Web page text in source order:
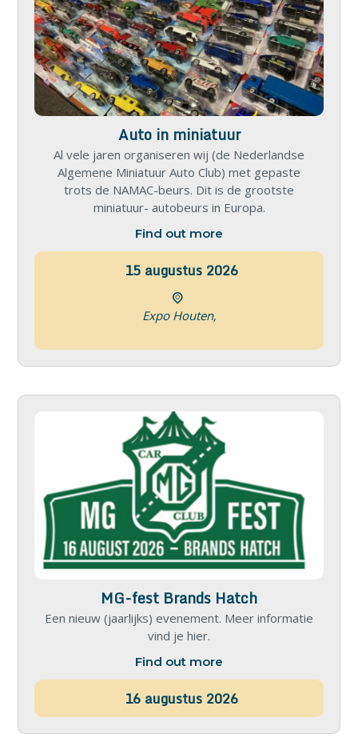
Auto in miniatuur
Al vele jaren organiseren wij (de Nederlandse
Algemene Miniatuur Auto Club) met gepaste
trots de NAMAC-beurs. Dit is de grootste
miniatuur- autobeurs in Europa.
Find out more
15 augustus 2026
Expo Houten,
MG-fest Brands Hatch
Een nieuw (jaarlijks) evenement. Meer informatie
vind je hier.
Find out more
16 augustus 2026